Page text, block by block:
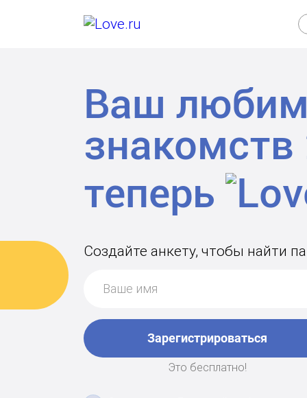
Ваш
знакомств
теперь
Создайте анкету, чтобы найти
Зарегистрироваться
Это бесплатно!